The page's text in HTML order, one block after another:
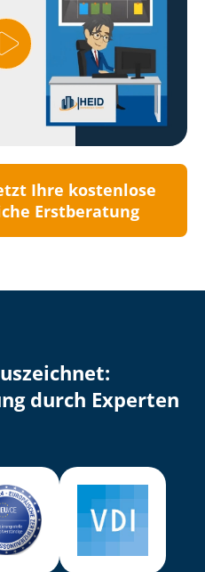
Ihre kostenlose
Erstberatung
durch Experten